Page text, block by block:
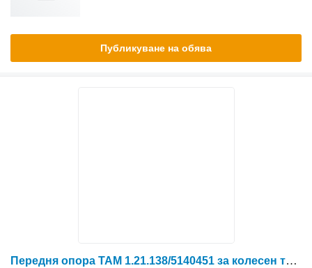
Публикуване на обява
Передня опора TAM 1.21.138/5140451 за колесен трактор YTO X804/X904/LX954/NLX1024/NLX1054/X1204/NLX1304/NLX1404